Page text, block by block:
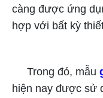
càng được ứng
hợp với bất kỳ
Trong đó, mẫu
hiện nay được sử